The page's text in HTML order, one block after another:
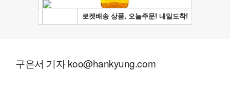
구은서 기자 koo@hankyung.com